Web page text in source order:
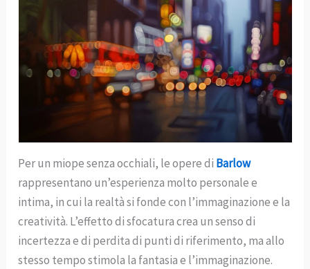
Per un miope senza occhiali, le opere di Barlow
rappresentano un’esperienza molto personale e
intima, in cui la realtà si fonde con l’immaginazione e la
creatività. L’effetto di sfocatura crea un senso di
incertezza e di perdita di punti di riferimento, ma allo
stesso tempo stimola la fantasia e l’immaginazione.